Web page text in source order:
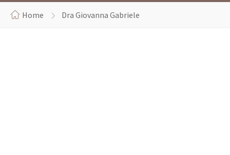
Home Dra Giovanna Gabriele